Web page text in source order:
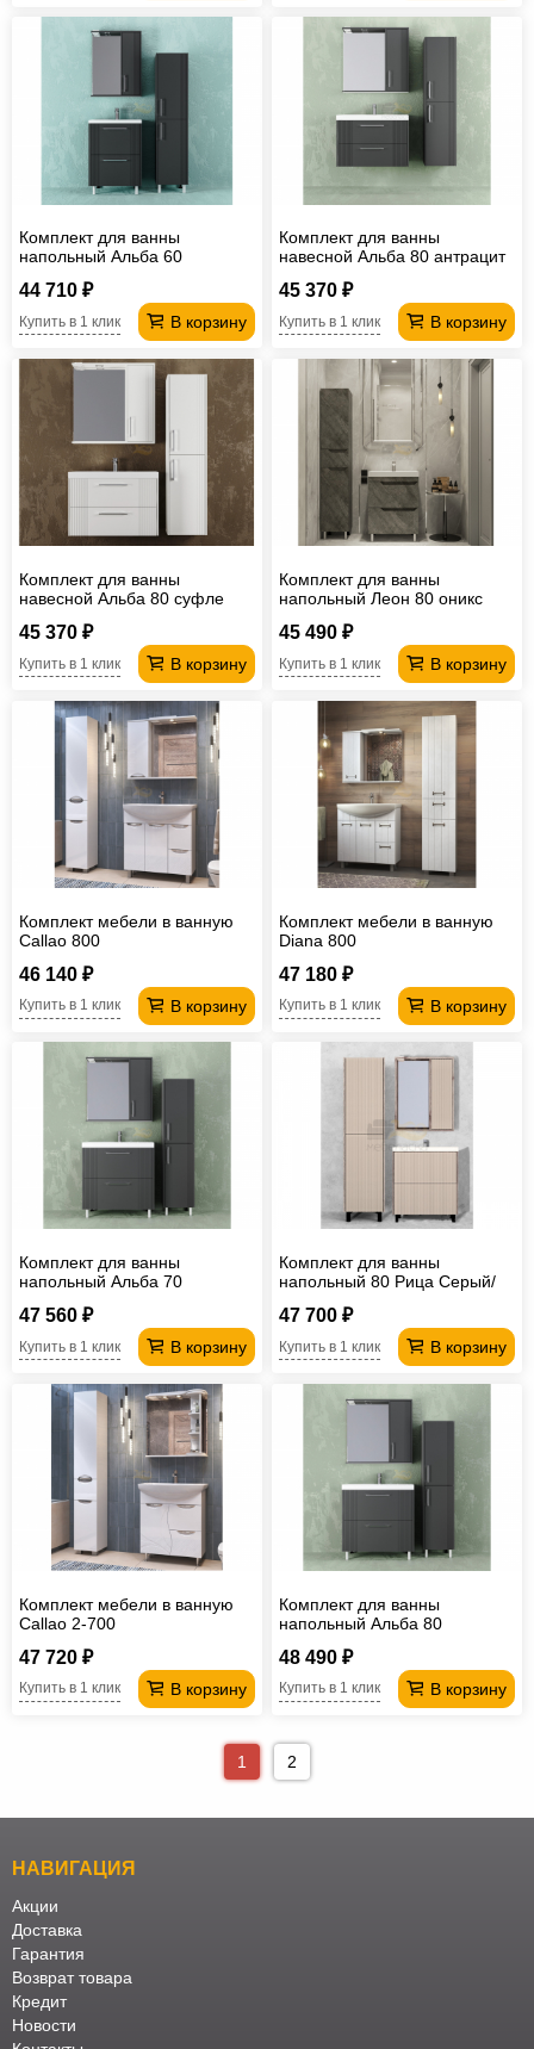
Комплект для ванны
напольный Альба 60
44 710 ₽
В корзину
Купить в 1 клик
Комплект для ванны
навесной Альба 80 антрацит
45 370 ₽
В корзину
Купить в 1 клик
Комплект для ванны
навесной Альба 80 суфле
45 370 ₽
В корзину
Купить в 1 клик
Комплект для ванны
напольный Леон 80 оникс
45 490 ₽
В корзину
Купить в 1 клик
Комплект мебели в ванную
Callao 800
46 140 ₽
В корзину
Купить в 1 клик
Комплект мебели в ванную
Diana 800
47 180 ₽
В корзину
Купить в 1 клик
Комплект для ванны
напольный Альба 70
47 560 ₽
В корзину
Купить в 1 клик
Комплект для ванны
напольный 80 Рица Cерый/
47 700 ₽
В корзину
Купить в 1 клик
Комплект мебели в ванную
Callao 2-700
47 720 ₽
В корзину
Купить в 1 клик
Комплект для ванны
напольный Альба 80
48 490 ₽
В корзину
Купить в 1 клик
1 2
НАВИГАЦИЯ
Акции
Доставка
Гарантия
Возврат товара
Кредит
Новости